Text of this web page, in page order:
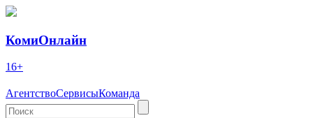
КомиОнлайн
16+
АгентствоСервисыКоманда